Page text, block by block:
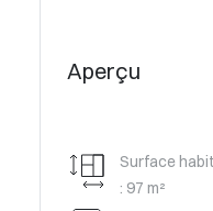
Aperçu
Surface
: 97 m²